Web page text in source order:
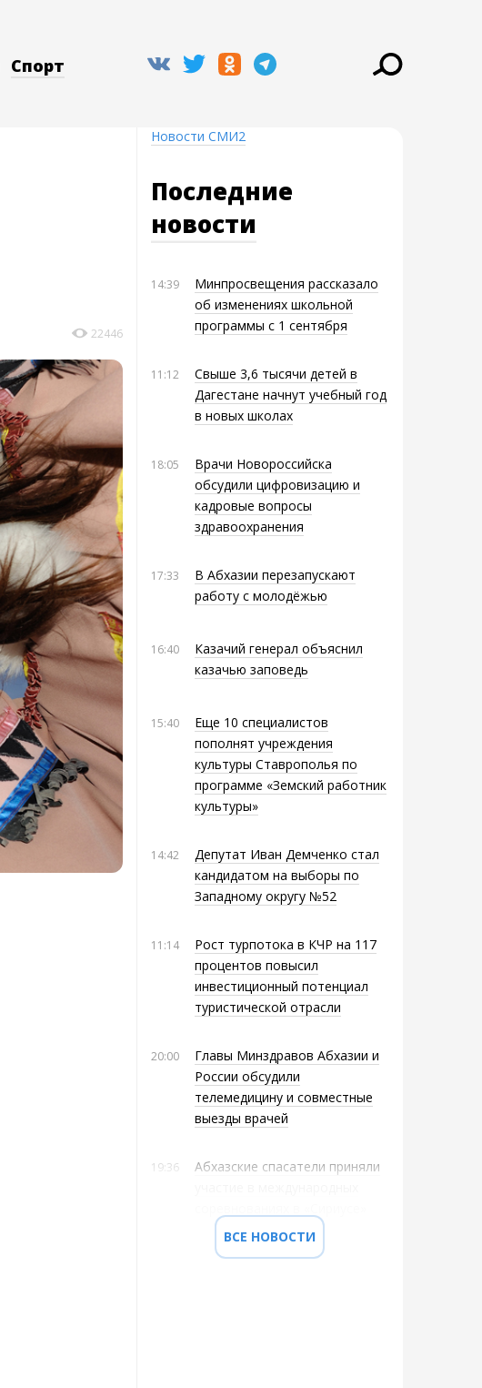
Спорт
22446
Новости СМИ2
Последние
новости
14:39
Минпросвещения рассказало
об изменениях школьной
программы с 1 сентября
11:12
Свыше 3,6 тысячи детей в
Дагестане начнут учебный год
в новых школах
18:05
Врачи Новороссийска
обсудили цифровизацию и
кадровые вопросы
здравоохранения
17:33
В Абхазии перезапускают
работу с молодёжью
16:40
Казачий генерал объяснил
казачью заповедь
15:40
Еще 10 специалистов
пополнят учреждения
культуры Ставрополья по
программе «Земский работник
культуры»
14:42
Депутат Иван Демченко стал
кандидатом на выборы по
Западному округу №52
11:14
Рост турпотока в КЧР на 117
процентов повысил
инвестиционный потенциал
туристической отрасли
20:00
Главы Минздравов Абхазии и
России обсудили
телемедицину и совместные
выезды врачей
19:36
Абхазские спасатели приняли
ВСЕ НОВОСТИ